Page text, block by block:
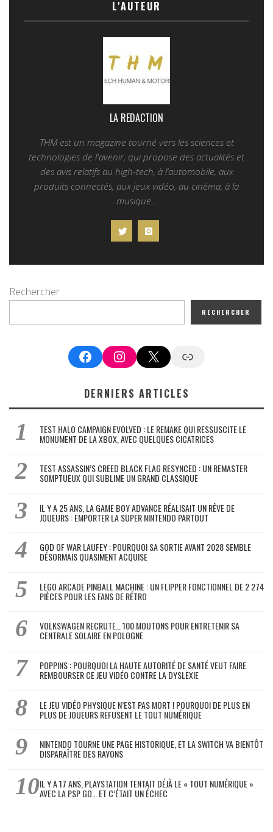
L'AUTEUR
LA REDACTION
THM est un magazine tourné vers les sciences et
technologies de l'avenir, qui propose des actualités et
des avis relatifs au high-tech, à l’automobile, aux
produits connectés, aux jeux vidéo, au cinéma, à la
musique...
Rechercher
RECHERCHER
FacebookInstagram
X Google News
DERNIERS ARTICLES
TEST HALO CAMPAIGN EVOLVED : LE REMAKE QUI RESSUSCITE LE
MONUMENT DE LA XBOX, AVEC QUELQUES CICATRICES
TEST ASSASSIN’S CREED BLACK FLAG RESYNCED : UN REMASTER
SOMPTUEUX QUI SUBLIME UN GRAND CLASSIQUE
IL Y A 25 ANS, LA GAME BOY ADVANCE RÉALISAIT UN RÊVE DE
JOUEURS : EMPORTER LA SUPER NINTENDO PARTOUT
GOD OF WAR LAUFEY : POURQUOI SA SORTIE AVANT 2028 SEMBLE
DÉSORMAIS QUASIMENT ACQUISE
LEGO ARCADE PINBALL MACHINE : UN FLIPPER FONCTIONNEL DE 2 274
PIÈCES POUR LES FANS DE RÉTRO
VOLKSWAGEN RECRUTE… 100 MOUTONS POUR ENTRETENIR SA
CENTRALE SOLAIRE EN POLOGNE
POPPINS : POURQUOI LA HAUTE AUTORITÉ DE SANTÉ VEUT FAIRE
REMBOURSER CE JEU VIDÉO CONTRE LA DYSLEXIE
LE JEU VIDÉO PHYSIQUE N’EST PAS MORT ! POURQUOI DE PLUS EN
PLUS DE JOUEURS REFUSENT LE TOUT NUMÉRIQUE
NINTENDO TOURNE UNE PAGE HISTORIQUE, ET LA SWITCH VA BIENTÔT
DISPARAÎTRE DES RAYONS
IL Y A 17 ANS, PLAYSTATION TENTAIT DÉJÀ LE « TOUT NUMÉRIQUE »
AVEC LA PSP GO… ET C’ÉTAIT UN ÉCHEC